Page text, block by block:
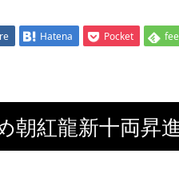
Hatena Pocket
朝紅龍新十両昇